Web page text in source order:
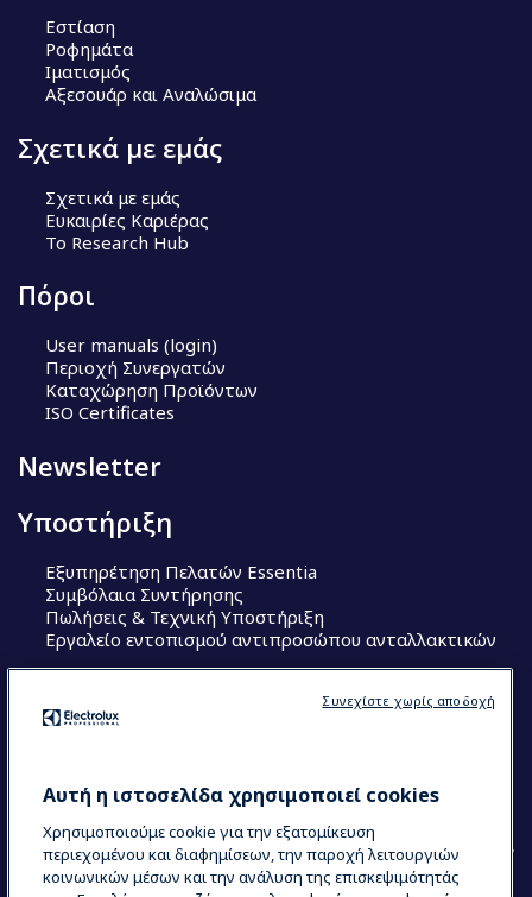
Εστίαση
Ροφημάτα
Ιματισμός
Αξεσουάρ και Αναλώσιμα
Σχετικά με εμάς
Σχετικά με εμάς
Ευκαιρίες Καριέρας
Το Research Hub
Πόροι
User manuals (login)
Περιοχή Συνεργατών
Καταχώρηση Προϊόντων
ISO Certificates
Newsletter
Υποστήριξη
Εξυπηρέτηση Πελατών Essentia
Συμβόλαια Συντήρησης
Πωλήσεις & Τεχνική Υποστήριξη
Εργαλείο εντοπισμού αντιπροσώπου ανταλλακτικών
Electrolux Professional Ακαδημία Chef
Αυτή η ιστοσελίδα χρησιμοποιεί cookies
Χρησιμοποιούμε cookie για την εξατομίκευση
περιεχομένου και διαφημίσεων, την παροχή λειτουργιών
κοινωνικών μέσων και την ανάλυση της επισκεψιμότητάς
Συνεχίστε χωρίς αποδοχή